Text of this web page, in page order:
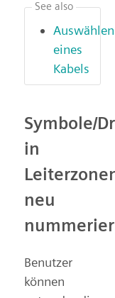
Auswählen
eines
Kabels
See also
Symbole/
in
neu
Benutzer
können